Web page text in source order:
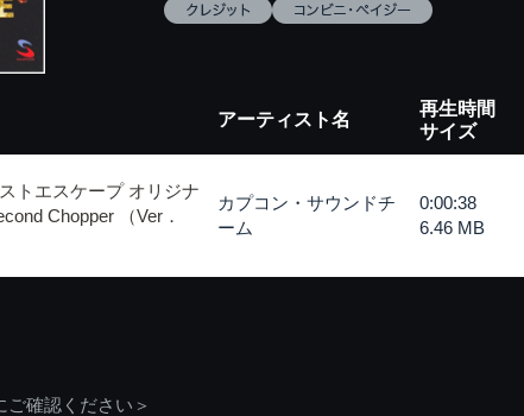
アーティスト名
再生時間
サイズ
トエスケープ オリジナ
Chopper （Ver．
カプコン・サウンドチ
ーム
0:00:38
6.46 MB
確認ください＞